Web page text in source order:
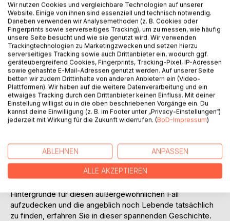
Heike Weber entbindet 1999 in einem Neunkircher
Krankenhaus ein gesundes Mädchen. Aufgrund von
Komplikationen nach der Geburt muss sie für zwei Tage auf
die Intensivstation verlegt werden. Als sie auf die
Säuglingsstation zurückkommt, erfährt sie, dass ihr Kind
zwischenzeitlich verstorben sei. Obwohl es keine
nachvollziehbaren Gründe für dieses tragische Ereignis gibt
und sie intuitiv Zweifel daran plagen, versuchen sich die
Eheleute mit diesem schweren Schicksalsschlag
abzufinden. Als ihr Ehemann fünfundzwanzig Jahre danach
am Leben sei.
Nora Horst übernimmt die Ermittlungen in diesem
Hintergründe für diesen außergewöhnlichen Fall
aufzudecken und die angeblich noch Lebende tatsächlich
zu finden, erfahren Sie in dieser spannenden Geschichte.
Wir nutzen Cookies und vergleichbare Technologien auf unserer
Website. Einige von ihnen sind essenziell und technisch notwendig.
Daneben verwenden wir Analysemethoden (z. B. Cookies oder
Fingerprints sowie serverseitiges Tracking), um zu messen, wie häufig
unsere Seite besucht und wie sie genutzt wird. Wir verwenden
Trackingtechnologien zu Marketingzwecken und setzen hierzu
serverseitiges Tracking sowie auch Drittanbieter ein, wodurch ggf.
geräteübergreifend Cookies, Fingerprints, Tracking-Pixel, IP-Adressen
sowie gehashte E-Mail-Adressen genutzt werden. Auf unserer Seite
betten wir zudem Drittinhalte von anderen Anbietern ein (Video-
Plattformen). Wir haben auf die weitere Datenverarbeitung und ein
etwaiges Tracking durch den Drittanbieter keinen Einfluss. Mit deiner
Einstellung willigst du in die oben beschriebenen Vorgänge ein. Du
kannst deine Einwilligung (z. B. im Footer unter „Privacy-Einstellungen“)
jederzeit mit Wirkung für die Zukunft widerrufen. (BoD-Impressum)
ABLEHNEN ANPASSEN
ALLE AKZEPTIEREN